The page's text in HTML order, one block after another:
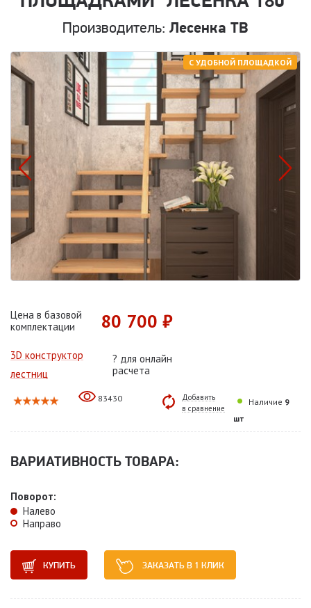
Производитель: Лесенка ТВ
С УДОБНОЙ ПЛОЩАДКОЙ
Цена в базовой
комплектации
80 700 ₽
3D конструктор
лестниц
? для онлайн
расчета
83430
Добавить
в сравнение
Наличие 9
шт
ВАРИАТИВНОСТЬ ТОВАРА:
Поворот:
Налево
Направо
КУПИТЬ ЗАКАЗАТЬ В 1 КЛИК